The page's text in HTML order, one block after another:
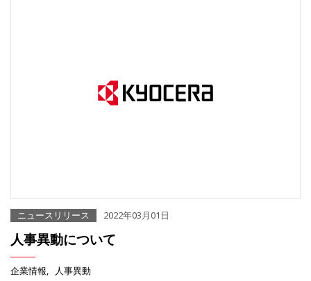
ニュースリリース 2022年03月01日
人事異動について
企業情報 人事異動